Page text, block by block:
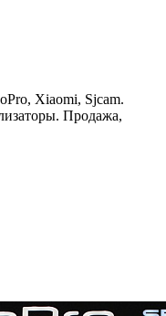
Xiaomi, Sjcam.
Продажа,